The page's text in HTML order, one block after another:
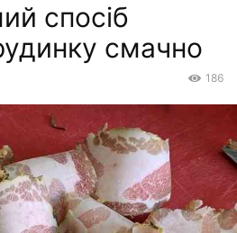
спосіб
смачно
186